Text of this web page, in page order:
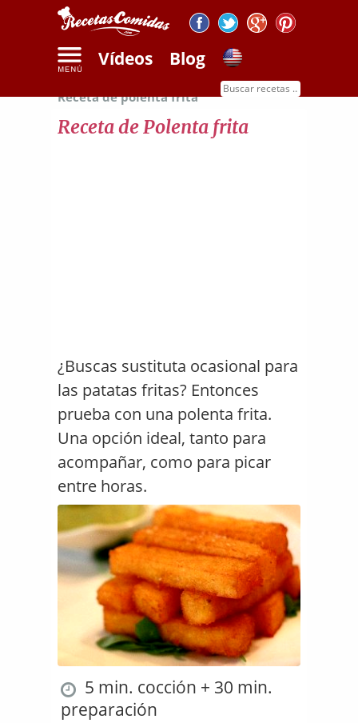
Vídeos Blog
Recetas de legumbres y cereales
Receta de polenta frita
Receta de Polenta frita
¿Buscas sustituta ocasional para
las patatas fritas? Entonces
prueba con una polenta frita.
Una opción ideal, tanto para
acompañar, como para picar
entre horas.
5 min. cocción + 30 min.
preparación